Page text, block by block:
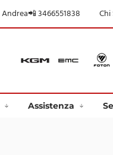
Andrea📲 3466551838 Chi
Assistenza